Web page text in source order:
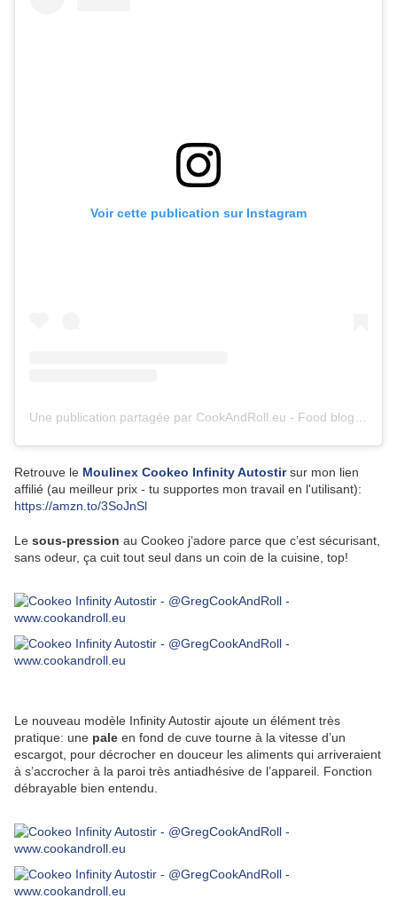
Voir cette publication sur Instagram
Une publication partagée par CookAndRoll.eu - Food blog (@gregcookandroll)
Retrouve le Moulinex Cookeo Infinity Autostirsur mon lien
affilié (au meilleur prix - tu supportes mon travail en l'utilisant):
https://amzn.to/3SoJnSl
Le sous-pression au Cookeo j’adore parce que c’est sécurisant,
sans odeur, ça cuit tout seul dans un coin de la cuisine, top!
Le nouveau modèle Infinity Autostir ajoute un élément très
pratique: une pale en fond de cuve tourne à la vitesse d’un
escargot, pour décrocher en douceur les aliments qui arriveraient
à s’accrocher à la paroi très antiadhésive de l’appareil. Fonction
débrayable bien entendu.